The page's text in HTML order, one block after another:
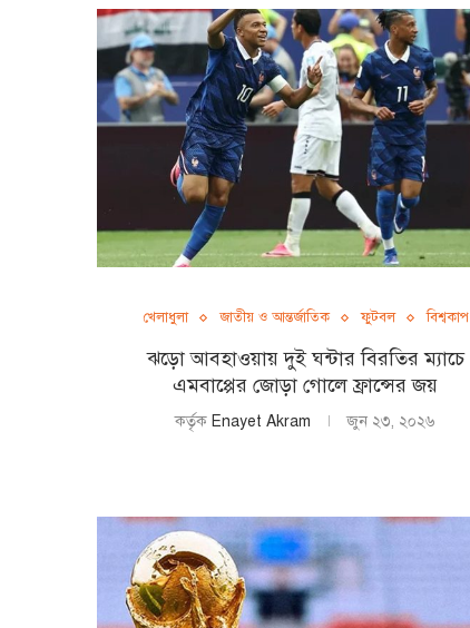
খেলাধুলা জাতীয় ও আন্তর্জাতিক ফুটবল বিশ্বকাপ
ঝড়ো আবহাওয়ায় দুই ঘন্টার বিরতির ম্যাচে
এমবাপ্পের জোড়া গোলে ফ্রান্সের জয়
কর্তৃক Enayet Akram জুন ২৩, ২০২৬